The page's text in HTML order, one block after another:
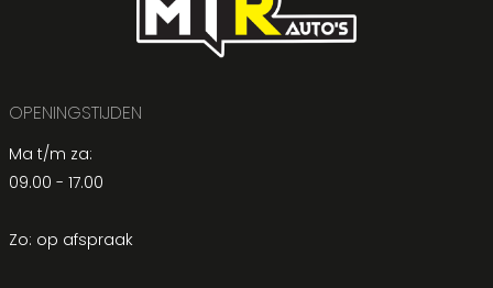
OPENINGSTIJDEN
Ma t/m za:
09.00 - 17.00
Zo: op afspraak